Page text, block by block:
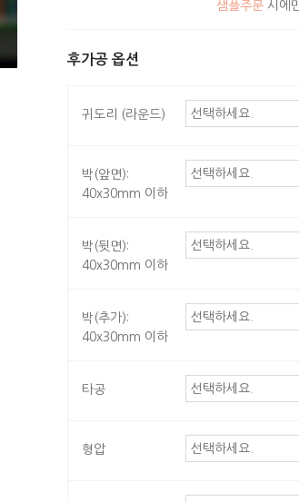
샘플주문 시에
후가공 옵션
귀도리 (라운드)
박(앞면):
40x30mm 이하
박(뒷면):
40x30mm 이하
박(추가):
40x30mm 이하
타공
형압